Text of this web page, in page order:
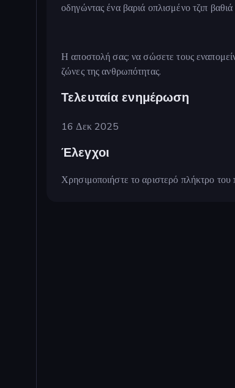
οδηγώντας ένα βαριά οπλισμένο τζιπ
Η αποστολή σας: να σώσετε τους
ζώνες της ανθρωπότητας.
Τελευταία ενημέρωση
16 Δεκ 2025
Έλεγχοι
Χρησιμοποιήστε το αριστερό πλήκτρο